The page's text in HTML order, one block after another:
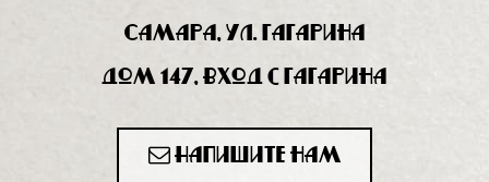
Самара, ул. Гагарина
дом 147, вход с Гагарина
Напишите нам